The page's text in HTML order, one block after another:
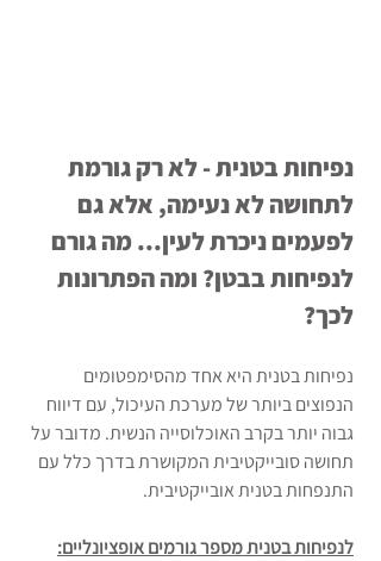
נפיחות בטנית - לא רק גורמת
לתחושה לא נעימה, אלא גם
לפעמים ניכרת לעין... מה גורם
לנפיחות בבטן? ומה הפתרונות
לכך?
נפיחות בטנית היא אחד מהסימפטומים
הנפוצים ביותר של מערכת העיכול, עם דיווח
גבוה יותר בקרב האוכלוסייה הנשית. מדובר על
תחושה סובייקטיבית המקושרת בדרך כלל עם
התנפחות בטנית אובייקטיבית.
לנפיחות בטנית מספר גורמים אופציונליים: